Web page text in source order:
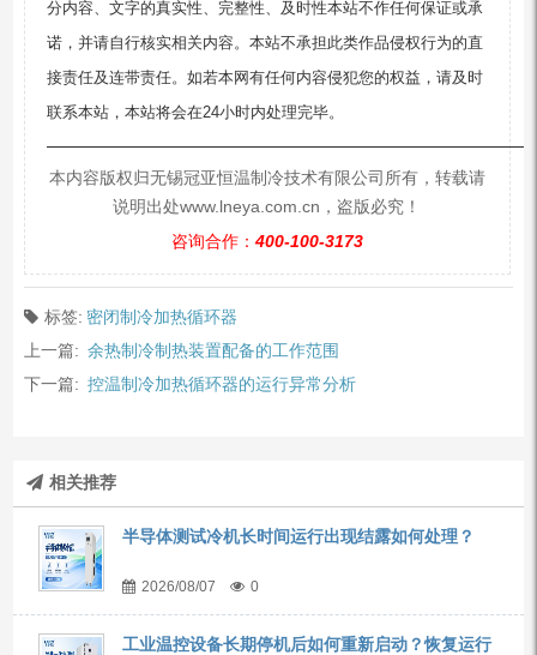
分内容、文字的真实性、完整性、及时性本站不作任何保证或承
诺，并请自行核实相关内容。本站不承担此类作品侵权行为的直
接责任及连带责任。如若本网有任何内容侵犯您的权益，请及时
联系本站，本站将会在24小时内处理完毕。
本内容版权归无锡冠亚恒温制冷技术有限公司所有，转载请
说明出处www.lneya.com.cn，盗版必究！
咨询合作： 400-100-3173
标签: 密闭制冷加热循环器
上一篇: 余热制冷制热装置配备的工作范围
下一篇: 控温制冷加热循环器的运行异常分析
相关推荐
半导体测试冷机长时间运行出现结露如何处理？
2026/08/07 0
工业温控设备长期停机后如何重新启动？恢复运行